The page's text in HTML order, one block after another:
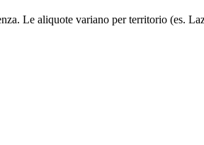
Le aliquote variano per territorio (es.